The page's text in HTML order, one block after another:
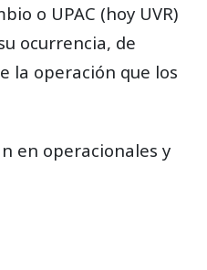
o UPAC (hoy UVR)
ocurrencia, de
la operación que los
en operacionales y